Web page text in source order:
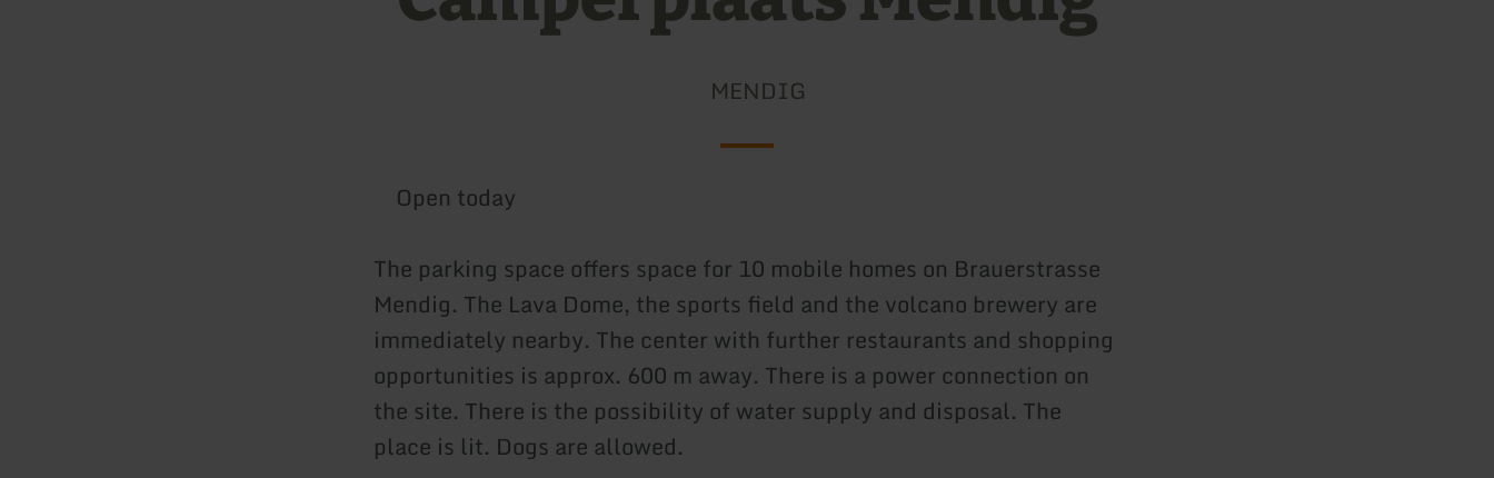
MENDIG
Open today
The parking space offers space for 10 mobile homes on Brauerstrasse
Mendig. The Lava Dome, the sports field and the volcano brewery are
immediately nearby. The center with further restaurants and shopping
opportunities is approx. 600 m away. There is a power connection on
the site. There is the possibility of water supply and disposal. The
place is lit. Dogs are allowed.